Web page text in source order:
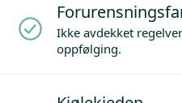
Ikke avdekket
oppfølging.